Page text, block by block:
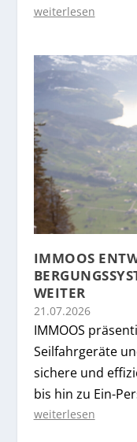
weiterlesen
IMMOOS
WEITER
21.07.2026
IMMOOS
Seilfahrgeräte
sichere und
bis hin zu Ein-
weiterlesen